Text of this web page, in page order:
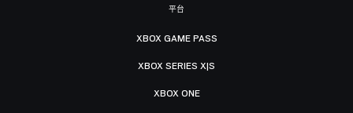
平台
XBOX GAME PASS
XBOX SERIES X|S
XBOX ONE